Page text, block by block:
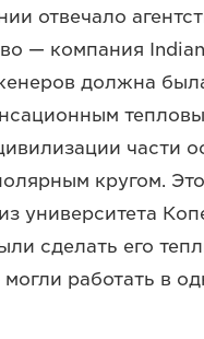
отвечало
— компания
должна
части
кругом.
университета
сделать его
работать в